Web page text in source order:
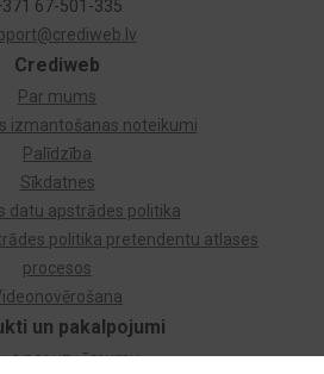
un pakalpojumi
par uzņēmumu
Crediweb
Par mums
izmantošanas noteikumi
Palīdzība
Sīkdatnes
datu apstrādes politika
politika pretendentu atlases
procesos
67-501-335